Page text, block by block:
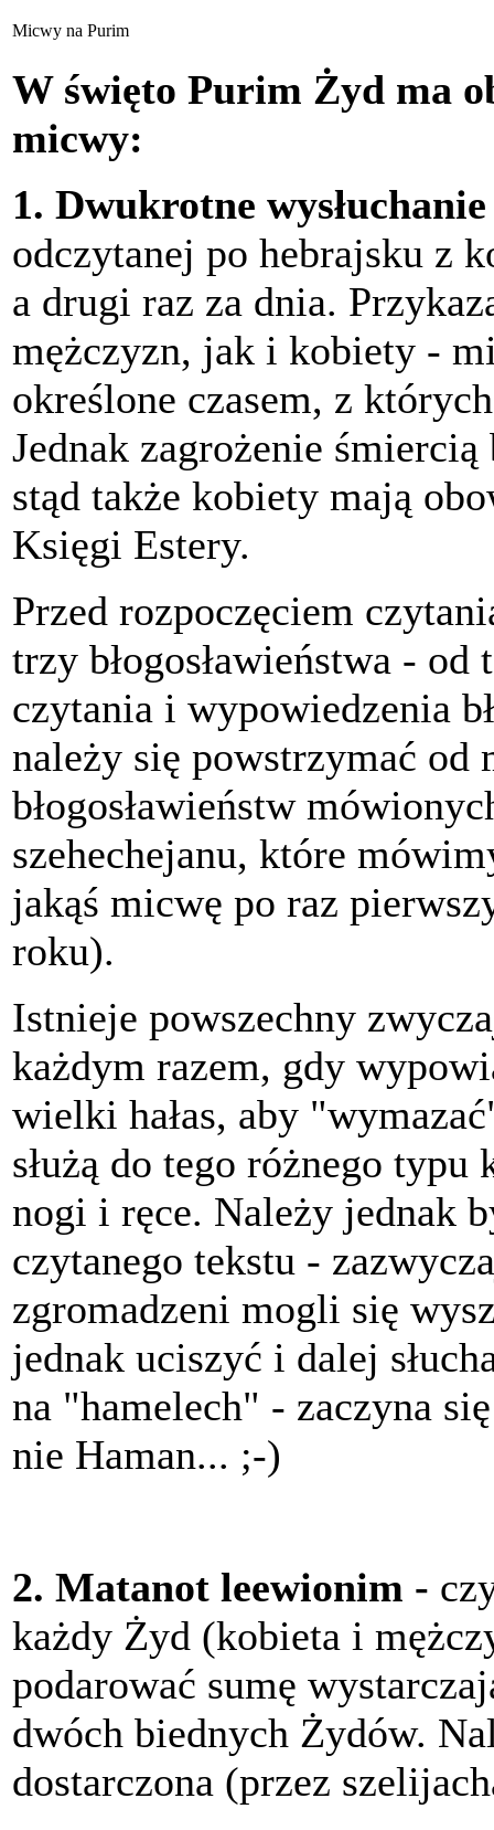
Micwy na Purim
W święto Purim Żyd ma
micwy:
1. Dwukrotne
odczytanej po hebrajsku z
a drugi raz za dnia.
mężczyzn, jak i kobiety -
określone czasem, z
Jednak zagrożenie
stąd także kobiety mają
Księgi Estery.
Przed rozpoczęciem
trzy błogosławieństwa -
czytania i wypowiedzenia
należy się powstrzymać od
błogosławieństw
szehechejanu, które
jakąś micwę po raz
roku).
Istnieje powszechny
każdym razem, gdy
wielki hałas, aby
służą do tego różnego typu
nogi i ręce. Należy jednak
czytanego tekstu -
zgromadzeni mogli się
jednak uciszyć i dalej
na "hamelech" - zaczyna
nie Haman... ;-)
2. Matanot leewionim -
każdy Żyd (kobieta i
podarować sumę
dwóch biednych Żydów.
dostarczona (przez